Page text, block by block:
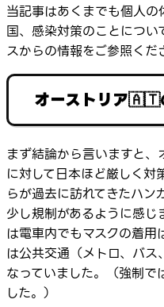
当記事はあくまでも個人の
国、感染対策のことにつ
スからの情報をご参照くだ
オーストリア🇦🇹
まず結論から言いますと
に対して日本ほど厳しく対
らが過去に訪れてきたハ
少し規制があるように感
は電車内でもマスクの着
は公共交通（メトロ、バ
なっていました。（強制
した。）